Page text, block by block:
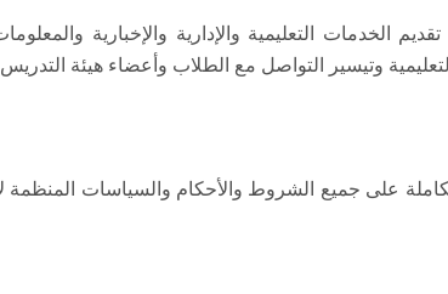
الخدمات التعليمية والإدارية والإخبارية
وتيسير التواصل مع الطلاب وأعضاء هيئة التدريس
على جميع الشروط والأحكام والسياسات